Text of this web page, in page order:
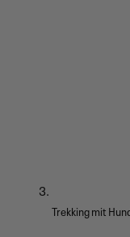
Trekking mit